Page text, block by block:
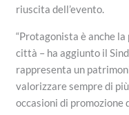
riuscita dell’evento.
“Protagonista è anche
città – ha aggiunto il
rappresenta un
valorizzare sempre di
occasioni di promozione